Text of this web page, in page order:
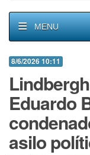
MENU
8/6/2026 10:11
Eduardo
asilo